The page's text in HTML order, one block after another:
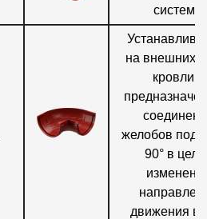
систему.
на внешних
кровли и
желобов под
90° в
движения